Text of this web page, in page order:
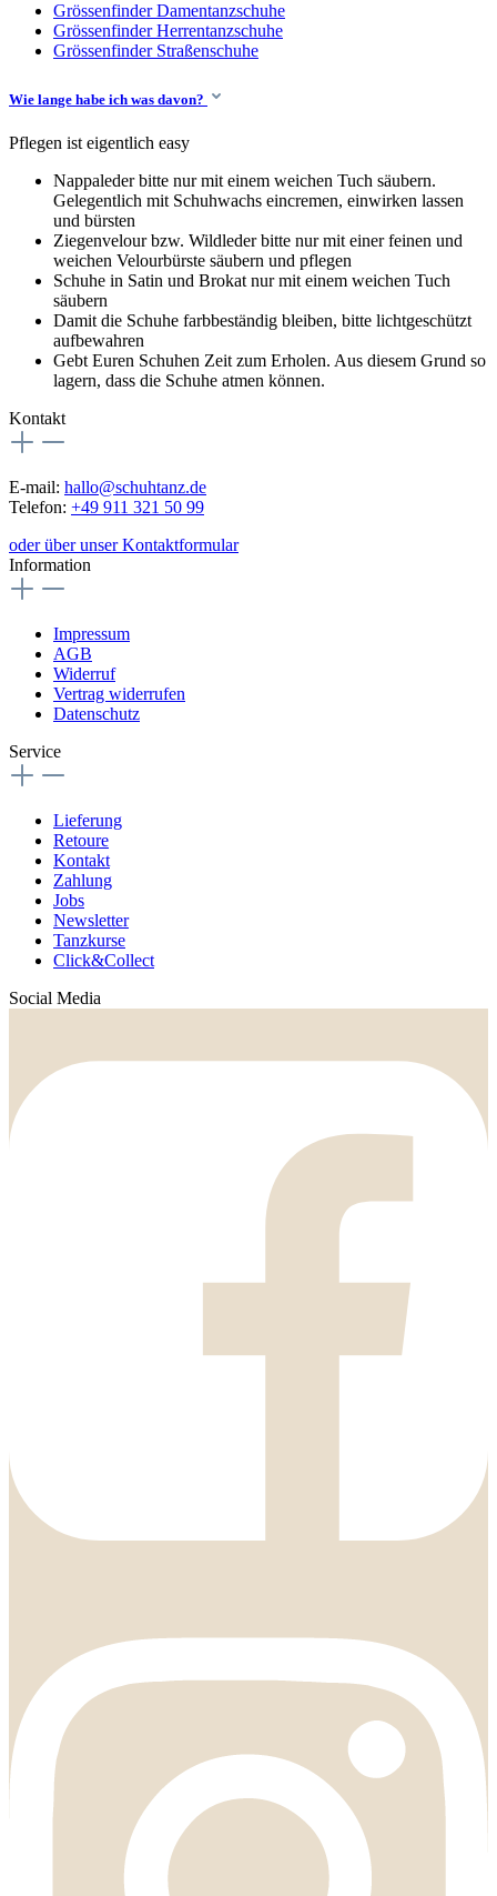
Grössenfinder Damentanzschuhe
Grössenfinder Herrentanzschuhe
Grössenfinder Straßenschuhe
Wie lange habe ich was davon?
Pflegen ist eigentlich easy
Nappaleder bitte nur mit einem weichen Tuch säubern.
Gelegentlich mit Schuhwachs eincremen, einwirken lassen
und bürsten
Ziegenvelour bzw. Wildleder bitte nur mit einer feinen und
weichen Velourbürste säubern und pflegen
Schuhe in Satin und Brokat nur mit einem weichen Tuch
säubern
Damit die Schuhe farbbeständig bleiben, bitte lichtgeschützt
aufbewahren
Gebt Euren Schuhen Zeit zum Erholen. Aus diesem Grund so
lagern, dass die Schuhe atmen können.
Kontakt
E-mail: hallo@schuhtanz.de
Telefon: +49 911 321 50 99
oder über unser Kontaktformular
Information
Impressum
AGB
Widerruf
Vertrag widerrufen
Datenschutz
Service
Lieferung
Retoure
Kontakt
Zahlung
Jobs
Newsletter
Tanzkurse
Click&Collect
Social Media